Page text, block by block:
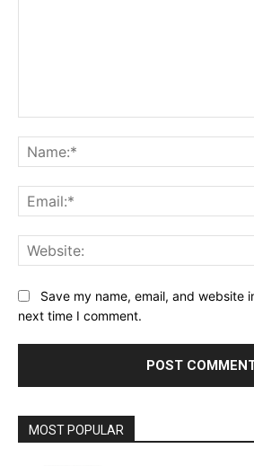
Save my name, email, and website
next time I comment.
MOST POPULAR